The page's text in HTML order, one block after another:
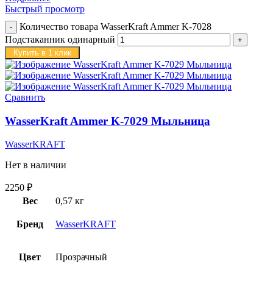
Быстрый просмотр
Количество товара WasserKraft Ammer K-7028
Подстаканник одинарный
Купить в 1 клик
Сравнить
WasserKraft Ammer K-7029 Мыльница
WasserKRAFT
Нет в наличии
2250 ₽
Вес
0,57 кг
Бренд WasserKRAFT
Цвет Прозрачный